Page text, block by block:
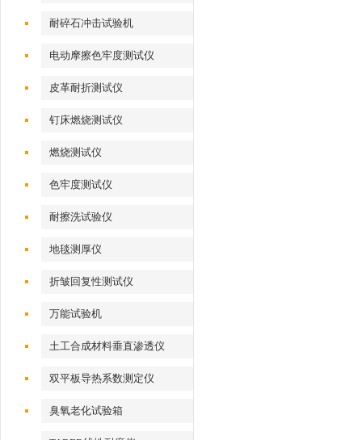
耐碎石冲击试验机
电动摩擦色牢度测试仪
皮革耐折测试仪
钉床燃烧测试仪
燃烧测试仪
色牢度测试仪
耐擦洗试验仪
地毯测厚仪
折皱回复性测试仪
万能试验机
土工合成材料垂直渗透仪
双平板导热系数测定仪
臭氧老化试验箱